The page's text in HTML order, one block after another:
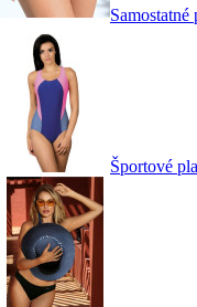
Športové